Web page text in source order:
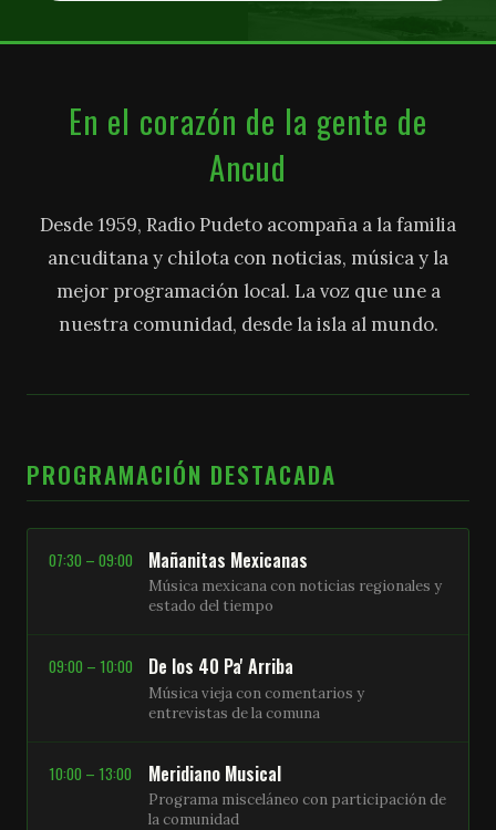
En el corazón de la gente de
Ancud
Desde 1959, Radio Pudeto acompaña a la familia
ancuditana y chilota con noticias, música y la
mejor programación local. La voz que une a
nuestra comunidad, desde la isla al mundo.
PROGRAMACIÓN DESTACADA
07:30 – 09:00 Mañanitas Mexicanas
Música mexicana con noticias regionales y
estado del tiempo
09:00 – 10:00 De los 40 Pa' Arriba
Música vieja con comentarios y
entrevistas de la comuna
10:00 – 13:00 Meridiano Musical
Programa misceláneo con participación de
la comunidad